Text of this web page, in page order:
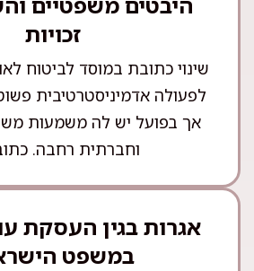
זכויות
שינוי כתובת במוסד לביטוח
לפעולה אדמיניסטרטיבית
אך בפועל יש לה משמעות
וחברתית רחבה.
אגרות בגין העסקת
במשפט